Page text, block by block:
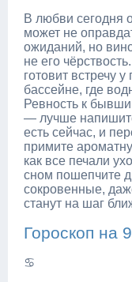
В любви сегодня
может не
ожиданий, но
не его
готовит встречу
бассейне, где
Ревность к
— лучше напишите
есть сейчас, и
примите
как все печали
сном пошепчите
сокровенные,
станут на шаг
Гороскоп на
♋